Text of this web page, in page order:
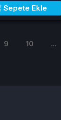
Sepete Ekle
9 10 ...